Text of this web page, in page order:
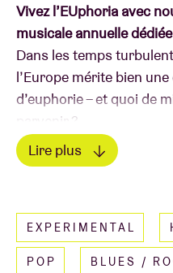
Vivez l’EUphoria avec
musicale annuelle
Dans les temps
l’Europe mérite bien
d’euphorie – et quoi de
parvenir ?
Chaque année autour de
européennes et l’unité
émergents du continent.
découvrir les artistes
Lire plus
EXPERIMENTAL
POP BLUES /